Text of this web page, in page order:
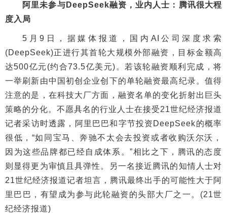
阿里未参与DeepSeek融资，业内人士：腾讯很大程
度入局
5月9日，据媒体报道，国内AI公司深度求索
(DeepSeek)正进行其首轮大规模外部融资，目标金额高
达500亿元(约合73.5亿美元)。若该轮融资顺利完成，将
一举刷新由中国初创企业创下的单轮融资最高纪录。值得
注意的是，在科技大厂方面，融资名单的变化折射出巨头
策略的分化。不愿具名的行业人士在接受21世纪经济报道
记者采访时透露，阿里巴巴和字节投资DeepSeek的概率
很低，“如同宝马、奔驰不太会去投资或者收购沃尔沃，
因为这些品牌都已经自成体系。”相比之下，腾讯的态度
则显得更为审慎且具弹性。另一名接近腾讯的知情人士对
21世纪经济报道记者坦言，腾讯最终出手的可能性大于阿
里巴巴，有望成为参与此轮融资的头部大厂之一。(21世
纪经济报道)